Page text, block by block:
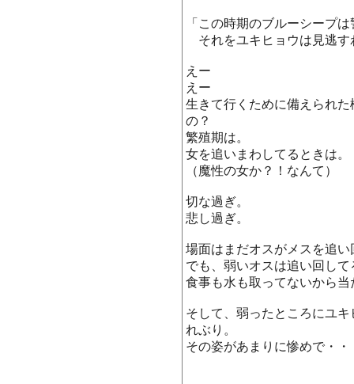
「この時期のブルーシープ
それをユキヒョウは見逃す
えー
えー
生きて行くために備えられ
の？
繁殖期は。
女を追いまわしてるときは。
（魔性の女か？！なんて）
切な過ぎ。
悲し過ぎ。
場面はまだオスがメスを追
でも、弱いオスは追い回し
食事も水も取ってないから
そして、弱ったところにユ
れぶり。
その姿があまりに惨めで・・